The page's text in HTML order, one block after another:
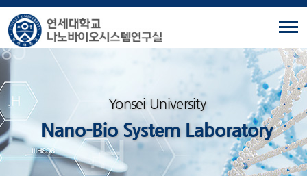
Yonsei University
Nano-Bio System Laboratory